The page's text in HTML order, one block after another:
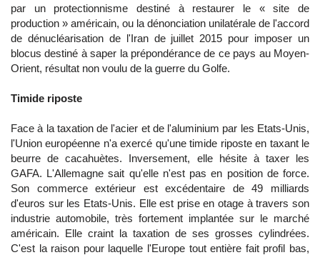
par un protectionnisme destiné à restaurer le « site de
production » américain, ou la dénonciation unilatérale de l'accord
de dénucléarisation de l'Iran de juillet 2015 pour imposer un
blocus destiné à saper la prépondérance de ce pays au Moyen-
Orient, résultat non voulu de la guerre du Golfe.
Timide riposte
Face à la taxation de l'acier et de l'aluminium par les Etats-Unis,
l'Union européenne n'a exercé qu'une timide riposte en taxant le
beurre de cacahuètes. Inversement, elle hésite à taxer les
GAFA. L'Allemagne sait qu'elle n'est pas en position de force.
Son commerce extérieur est excédentaire de 49 milliards
d'euros sur les Etats-Unis. Elle est prise en otage à travers son
industrie automobile, très fortement implantée sur le marché
américain. Elle craint la taxation de ses grosses cylindrées.
C'est la raison pour laquelle l'Europe tout entière fait profil bas,